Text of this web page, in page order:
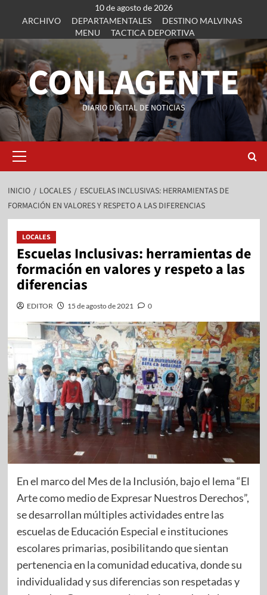
10 de agosto de 2026
ARCHIVO
DEPARTAMENTALES
DESTINO MALVINAS
MENU
TACTICA DEPORTIVA
CONLAGENTE
DIARIO DIGITAL DE NOTICIAS
INICIO LOCALES
ESCUELAS INCLUSIVAS: HERRAMIENTAS DE
FORMACIÓN EN VALORES Y RESPETO A LAS DIFERENCIAS
LOCALES
Escuelas Inclusivas: herramientas de
formación en valores y respeto a las
diferencias
EDITOR 15 de agosto de 2021 0
En el marco del Mes de la Inclusión, bajo el lema “El
Arte como medio de Expresar Nuestros Derechos”,
se desarrollan múltiples actividades entre las
escuelas de Educación Especial e instituciones
escolares primarias, posibilitando que sientan
pertenencia en la comunidad educativa, donde su
individualidad y sus diferencias son respetadas y